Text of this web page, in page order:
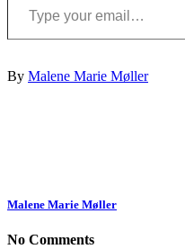
By Malene Marie Møller
Malene Marie Møller
No Comments